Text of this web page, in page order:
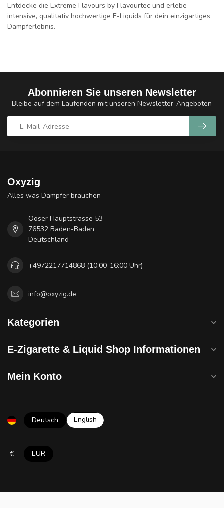
Entdecke die Extreme Flavours by Flavourtec und erlebe
intensive, qualitativ hochwertige E-Liquids für dein einzigartiges
Dampferlebnis.
Abonnieren Sie unseren Newsletter
Bleibe auf dem Laufenden mit unseren Newsletter-Angeboten
Oxyzig
Alles was Dampfer brauchen
Ooser Hauptstrasse 53
76532 Baden-Baden
Deutschland
+4972217714868 (10:00-16:00 Uhr)
info@oxyzig.de
Kategorien
E-Zigarette & Liquid Shop Informationen
Mein Konto
Deutsch English
€ EUR